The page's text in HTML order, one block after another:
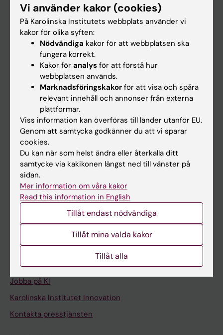
Nyheter
Kalender
Canvas
Studentmejlen
Kurs- och programwebbar
Student på KI
Medarbetare
Medarbetarportalen
Kontakta och besök KI
Universitetsbiblioteket
Stöd forskning och utbildning
Jobba på KI
Karolinska Institutet Innovation
Kontakta presstjänsten
Vi använder kakor (cookies)
På Karolinska Institutets webbplats använder vi
kakor för olika syften:
Nödvändiga kakor för att webbplatsen ska
fungera korrekt.
Kakor för analys för att förstå hur
webbplatsen används.
Marknadsföringskakor för att visa och spåra
relevant innehåll och annonser från externa
plattformar.
Viss information kan överföras till länder utanför EU.
Genom att samtycka godkänner du att vi sparar
cookies.
Du kan när som helst ändra eller återkalla ditt
samtycke via kakikonen längst ned till vänster på
sidan.
Mer information om våra kakor
Read this information in English
Tillåt endast nödvändiga
Tillåt mina valda kakor
Tillåt alla